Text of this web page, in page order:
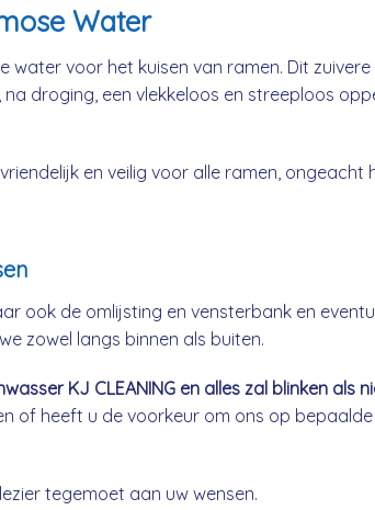
Water
water voor het kuisen van ramen. Dit
droging, een vlekkeloos en streeploos
en veilig voor alle ramen, ongeacht
ook de omlijsting en vensterbank en
zowel langs binnen als buiten.
KJ CLEANING en alles zal blinken als
of heeft u de voorkeur om ons op bepaalde
tegemoet aan uw wensen.